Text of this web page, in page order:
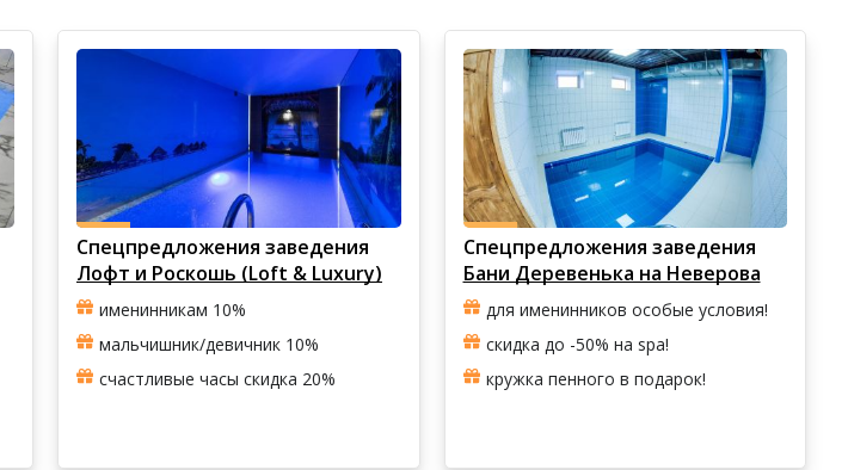
Спецпредложения заведения
Лофт и Роскошь (Loft & Luxury)
именинникам 10%
мальчишник/девичник 10%
счастливые часы скидка 20%
Спецпредложения заведения
Бани Деревенька на Неверова
для именинников особые условия!
скидка до -50% на spa!
кружка пенного в подарок!